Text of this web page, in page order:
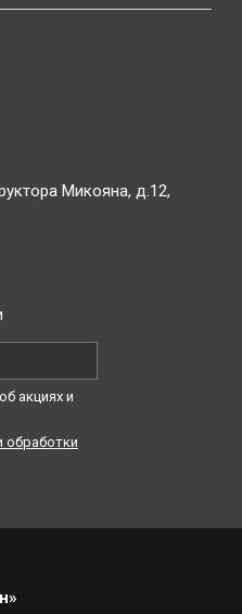
Микояна, д.12,
акциях и
обработки